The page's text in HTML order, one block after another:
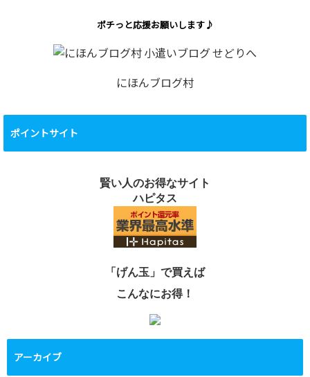
ポチっと応援お願いします♪
にほんブログ村
ポイントサイト
賢い人のお得なサイト
ハピタス
「げん玉」で買えば
こんなにお得！
アーカイブ